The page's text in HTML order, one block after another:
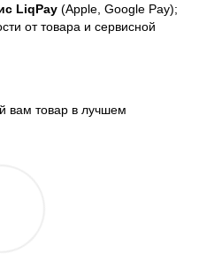
LiqPay (Apple, Google Pay);
от товара и сервисной
вам товар в лучшем